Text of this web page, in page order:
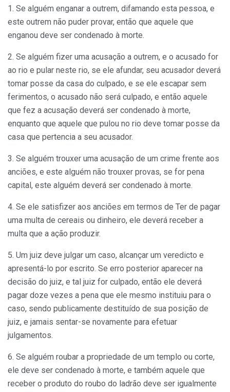
1. Se alguém enganar a outrem, difamando esta pessoa, e
este outrem não puder provar, então que aquele que
enganou deve ser condenado à morte.
2. Se alguém fizer uma acusação a outrem, e o acusado for
ao rio e pular neste rio, se ele afundar, seu acusador deverá
tomar posse da casa do culpado, e se ele escapar sem
ferimentos, o acusado não será culpado, e então aquele
que fez a acusação deverá ser condenado à morte,
enquanto que aquele que pulou no rio deve tomar posse da
casa que pertencia a seu acusador.
3. Se alguém trouxer uma acusação de um crime frente aos
anciões, e este alguém não trouxer provas, se for pena
capital, este alguém deverá ser condenado à morte.
4. Se ele satisfizer aos anciões em termos de Ter de pagar
uma multa de cereais ou dinheiro, ele deverá receber a
multa que a ação produzir.
5. Um juiz deve julgar um caso, alcançar um veredicto e
apresentá-lo por escrito. Se erro posterior aparecer na
decisão do juiz, e tal juiz for culpado, então ele deverá
pagar doze vezes a pena que ele mesmo instituiu para o
caso, sendo publicamente destituído de sua posição de
juiz, e jamais sentar-se novamente para efetuar
julgamentos.
6. Se alguém roubar a propriedade de um templo ou corte,
ele deve ser condenado à morte, e também aquele que
receber o produto do roubo do ladrão deve ser igualmente